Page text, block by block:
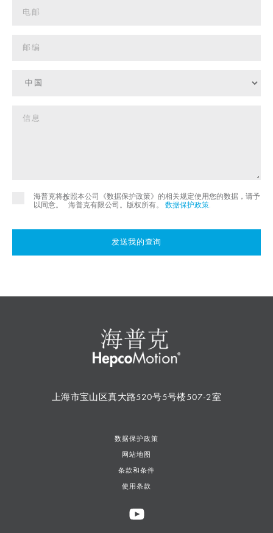
海普克将按照本公司《数据保护政策》的相关规定使用您的数据，请予
以同意。
©
海普克有限公司。版权所有。 数据保护政策
发送我的查询
上海市宝山区真大路520号5号楼507-2室
数据保护政策
网站地图
条款和条件
使用条款